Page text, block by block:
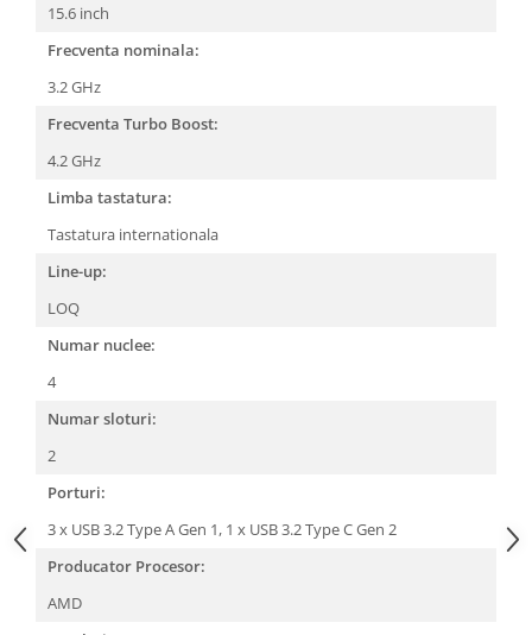
15.6 inch
Frecventa nominala:
3.2 GHz
Frecventa Turbo Boost:
4.2 GHz
Limba tastatura:
Tastatura internationala
Line-up:
LOQ
Numar nuclee:
4
Numar sloturi:
2
Porturi:
3 x USB 3.2 Type A Gen 1, 1 x USB 3.2 Type C Gen 2
Producator Procesor:
AMD